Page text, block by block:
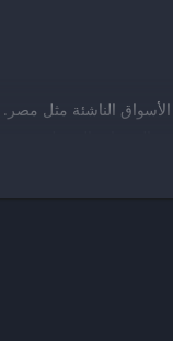
الأسواق الناشئة مثل مصر.
رنين كسلسلة متاجر